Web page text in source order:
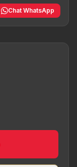
Chat WhatsApp